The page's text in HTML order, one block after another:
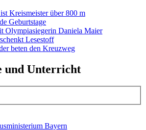
Kreismeister über 800 m
Geburtstage
Olympiasiegerin Daniela Maier
Lesestoff
beten den Kreuzweg
und Unterricht
Bayern